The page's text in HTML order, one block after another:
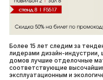
Более 15 лет следим за
лидерами дизайн-
домов лучшие отделочные
соответствующие
эксплуатационным и